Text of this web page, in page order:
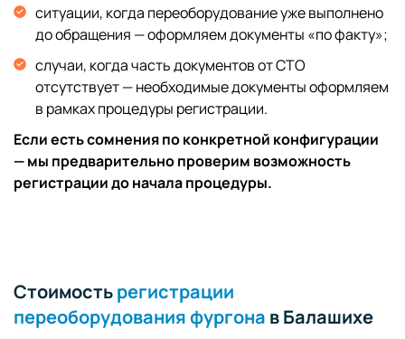
ситуации, когда переоборудование уже выполнено
до обращения — оформляем документы «по факту»;
случаи, когда часть документов от СТО
отсутствует — необходимые документы оформляем
в рамках процедуры регистрации.
Если есть сомнения по конкретной конфигурации
— мы предварительно проверим возможность
регистрации до начала процедуры.
Стоимостьрегистрации
переоборудования фургона в Балашихе